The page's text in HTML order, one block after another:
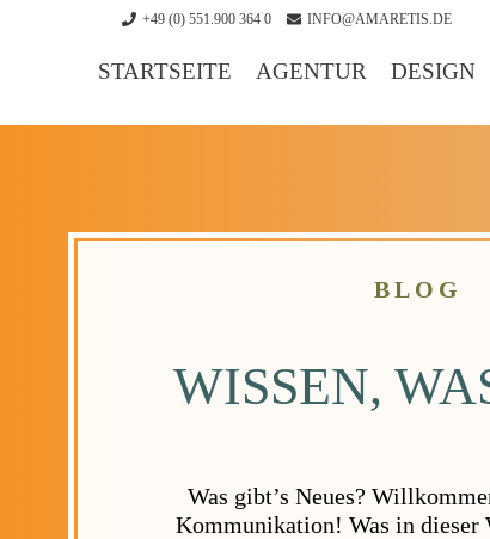
+49 (0) 551.900 364 0 INFO@AMARETIS.DE
STARTSEITE AGENTUR DESIGN
BLOG
Was gibt’s Neues?
Kommunikation! Was in dieser
WISSEN,